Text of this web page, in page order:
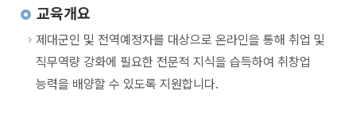
교육개요
제대군인 및 전역예정자를 대상으로 온라인을 통해 취업 및
직무역량 강화에 필요한 전문적 지식을 습득하여 취창업
능력을 배양할 수 있도록 지원합니다.